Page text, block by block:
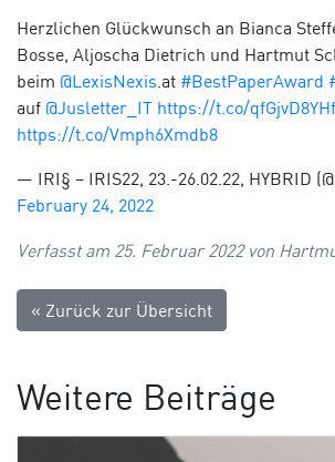
Herzlichen Glückwunsch an Bianca
Bosse, Aljoscha Dietrich und Hartmut
beim @LexisNexis.at #BestPaperAward
auf @Jusletter_IT https://t.co/qfGjvD8YHf
https://t.co/Vmph6Xmdb8
— IRI§ – IRIS22, 23.-26.02.22, HYBRID
February 24, 2022
Verfasst am 25. Februar 2022 von
« Zurück zur Übersicht
Weitere Beiträge